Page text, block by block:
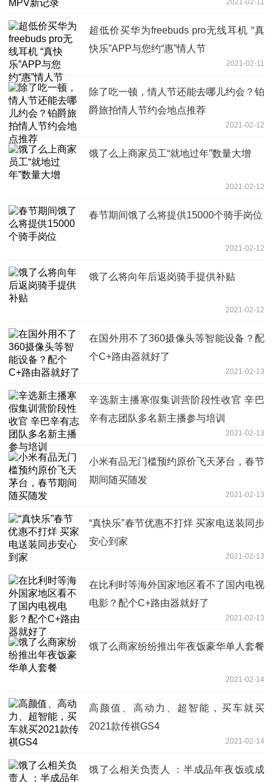
2021-02-11
超低价买华为freebuds pro无线耳机 “真
快乐”APP与您约“惠”情人节
2021-02-11
除了吃一顿，情人节还能去哪儿约会？铂
爵旅拍情人节约会地点推荐
2021-02-12
饿了么上商家员工“就地过年”数量大增
2021-02-12
春节期间饿了么将提供15000个骑手岗位
2021-02-12
饿了么将向年后返岗骑手提供补贴
2021-02-12
在国外用不了360摄像头等智能设备？配
个C+路由器就好了
2021-02-13
辛选新主播寒假集训营阶段性收官 辛巴
辛有志团队多名新主播参与培训
2021-02-13
小米有品无门槛预约原价飞天茅台，春节
期间随买随发
2021-02-13
“真快乐”春节优惠不打烊 买家电送装同步
安心到家
2021-02-13
在比利时等海外国家地区看不了国内电视
电影？配个C+路由器就好了
2021-02-13
饿了么商家纷纷推出年夜饭豪华单人套餐
2021-02-14
高颜值、高动力、超智能，买车就买
2021款传祺GS4
2021-02-14
饿了么相关负责人 ：半成品年夜饭或成